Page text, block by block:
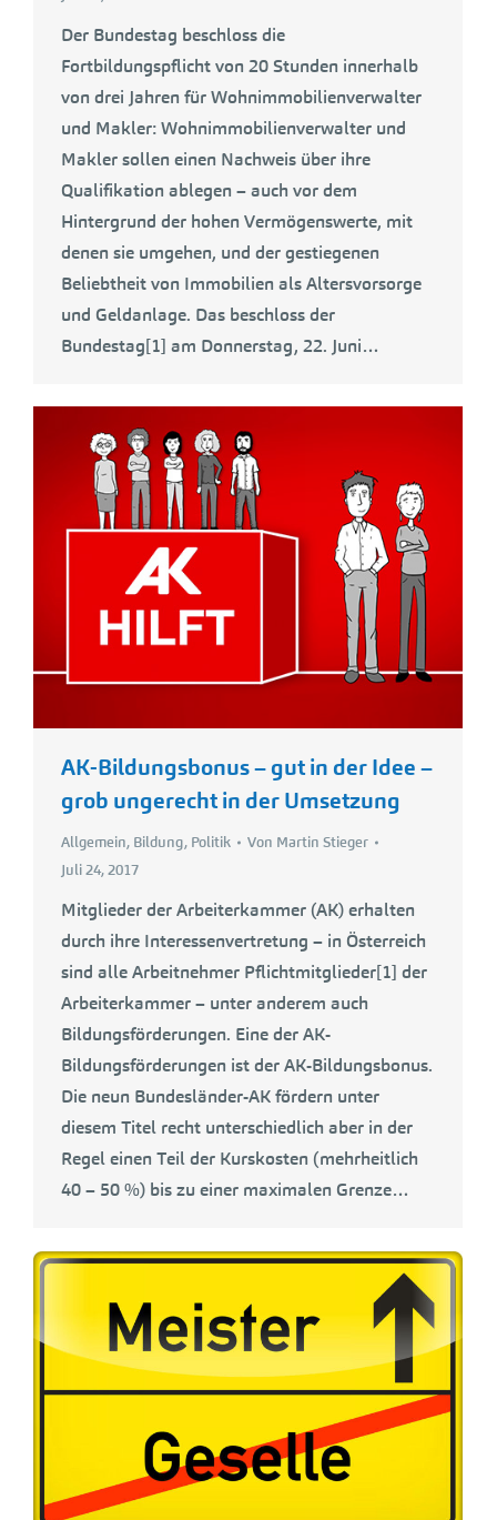
Der Bundestag beschloss die
Fortbildungspflicht von 20 Stunden innerhalb
von drei Jahren für Wohnimmobilienverwalter
und Makler: Wohnimmobilienverwalter und
Makler sollen einen Nachweis über ihre
Qualifikation ablegen – auch vor dem
Hintergrund der hohen Vermögenswerte, mit
denen sie umgehen, und der gestiegenen
Beliebtheit von Immobilien als Altersvorsorge
und Geldanlage. Das beschloss der
Bundestag[1] am Donnerstag, 22. Juni…
AK-Bildungsbonus – gut in der Idee –
grob ungerecht in der Umsetzung
Allgemein, Bildung, Politik Von Martin Stieger
Juli 24, 2017
Mitglieder der Arbeiterkammer (AK) erhalten
durch ihre Interessenvertretung – in Österreich
sind alle Arbeitnehmer Pflichtmitglieder[1] der
Arbeiterkammer – unter anderem auch
Bildungsförderungen. Eine der AK-
Bildungsförderungen ist der AK-Bildungsbonus.
Die neun Bundesländer-AK fördern unter
diesem Titel recht unterschiedlich aber in der
Regel einen Teil der Kurskosten (mehrheitlich
40 – 50 %) bis zu einer maximalen Grenze…